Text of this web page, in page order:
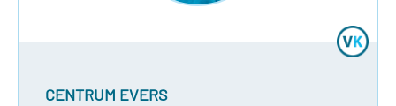
CENTRUM EVERS